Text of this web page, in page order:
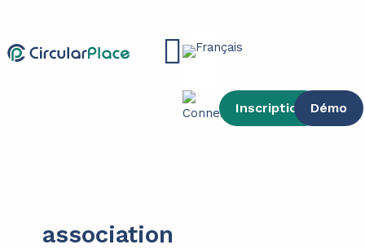
contenu
Main
Inscription Démo
association